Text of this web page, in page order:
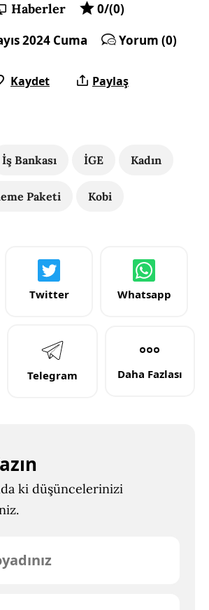
Haberler
0/(0)
2024 Cuma
Yorum (0)
Kaydet Paylaş
İş Bankası İGE Kadın
Paketi Kobi
Twitter Whatsapp
Telegram Daha Fazlası
ki düşüncelerinizi